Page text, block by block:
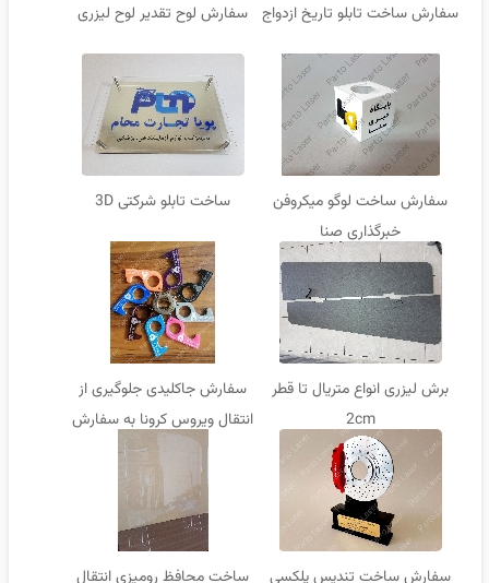
سفارش ساخت تابلو تاریخ ازدواج سفارش لوح تقدیر لوح لیزری
سفارش ساخت لوگو میکروفن
خبرگذاری صنا
ساخت تابلو شرکتی 3D
برش لیزری انواع متریال تا قطر
2cm
سفارش جاکلیدی جلوگیری از
انتقال ویروس کرونا به سفارش
خدمات خودرویی آقای امداد
سفارش ساخت تندیس پلکسی ساخت محافظ رومیزی انتقال